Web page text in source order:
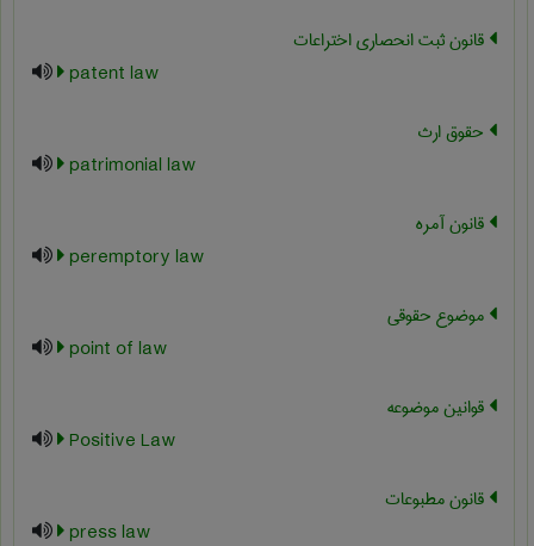
قانون ثبت انحصاری اختراعات
patent law
حقوق ارث
patrimonial law
قانون آمره
peremptory law
موضوع حقوقی
point of law
قوانین موضوعه
Positive Law
قانون مطبوعات
press law